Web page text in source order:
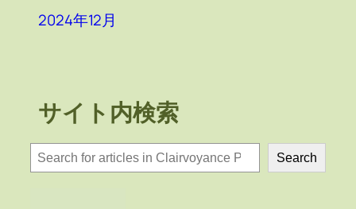
2024年12月
サイト内検索
検
索
Search